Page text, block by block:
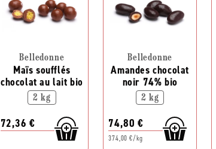
Belledonne
Maïs soufflés
chocolat au lait bio
2 kg
72,36 €
Belledonne
Amandes chocolat
noir 74% bio
2 kg
74,80 €
374,00 €/kg